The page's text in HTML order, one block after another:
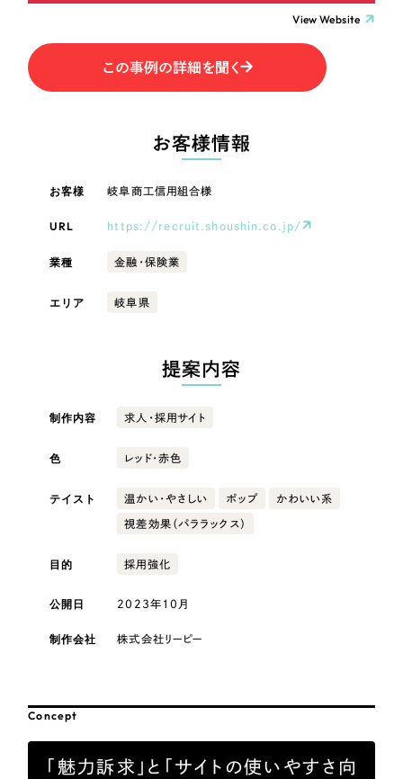
マーケティングDX支援
Webサイト制作
コーポレートサイト制作
採用サイト制作
ECサイト制作
よくある質問
リープ・プロジェクト
ライン領域のマーケティングまでまるっと代行
求人票作成・面接など各種業務代行、採用の仕組み作り支援
完全成功報酬型のスカウト型ハイクラス人材紹介（岐阜・愛知）
求人・採用サイト （61件）
ECサイト（オンラインショップ）
LP（ランディングページ） （28件）
キャンペーン・プロモーションサイト
ブランディング（ロゴ・印刷物）
その他 （1件）
オプションサービス
お客様インタビュー
Outsourcing
リープ・プロジェクト
「採用強化」を目的とした採用業務代行
プライバシーポリシー
ウェブアクセシビリティ方針
ポータルサイト・メディアサイト
サイト
その他
建設・建築
卸売・小売
医療・福祉
コンサルティング・調査
人材紹介・派遣
士業
View Website
この事例の詳細を聞く
お客様情報
お客様 岐阜商工信用組合様
URL https://recruit.shoushin.co.jp/
業種 金融・保険業
エリア 岐阜県
提案内容
制作内容 求人・採用サイト
色 レッド・赤色
テイスト 温かい・やさしい ポップ かわいい系
視差効果（パララックス）
目的 採用強化
公開日 2023年10月
制作会社 株式会社リーピー
Concept
「魅力訴求」と「サイトの使いやすさ向